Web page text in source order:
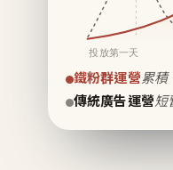
投放第一天
鐵粉群運營累
傳統廣告運營短